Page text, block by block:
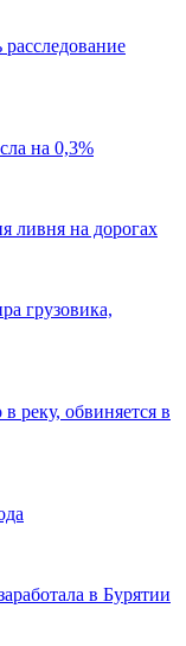
на 0,3%
ливня на дорогах
грузовика,
реку, обвиняется в
в Бурятии